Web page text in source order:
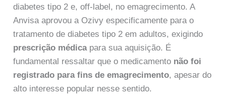
diabetes tipo 2 e, off-label, no emagrecimento. A
Anvisa aprovou a Ozivy especificamente para o
tratamento de diabetes tipo 2 em adultos, exigindo
prescrição médicapara sua aquisição. É
fundamental ressaltar que o medicamento não foi
registrado para fins de emagrecimento, apesar do
alto interesse popular nesse sentido.